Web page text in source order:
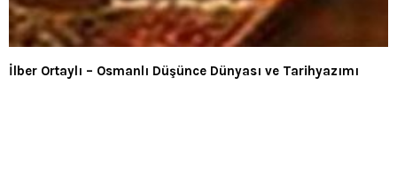
İlber Ortaylı – Osmanlı Düşünce Dünyası ve Tarihyazımı